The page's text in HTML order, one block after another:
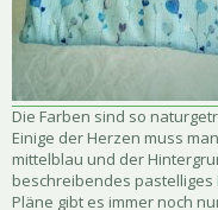
Die Farben sind so
Einige der Herzen muss
mittelblau und der
beschreibendes
Pläne gibt es immer noch